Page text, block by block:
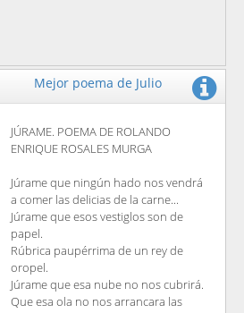
Mejor poema de Julio
JÚRAME. POEMA DE ROLANDO
ENRIQUE ROSALES MURGA
Júrame que ningún hado nos vendrá
a comer las delicias de la carne...
Júrame que esos vestiglos son de
papel.
Rúbrica paupérrima de un rey de
oropel.
Júrame que esa nube no nos cubrirá.
Que esa ola no nos arrancara las